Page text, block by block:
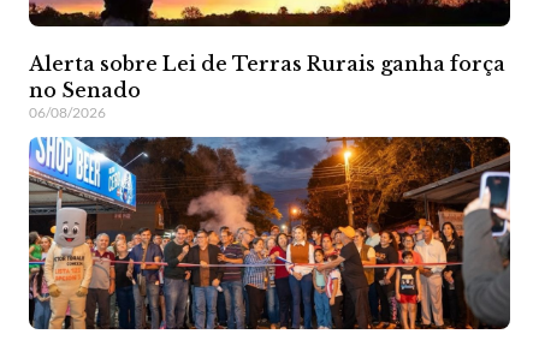
Alerta sobre Lei de Terras Rurais ganha força
no Senado
06/08/2026